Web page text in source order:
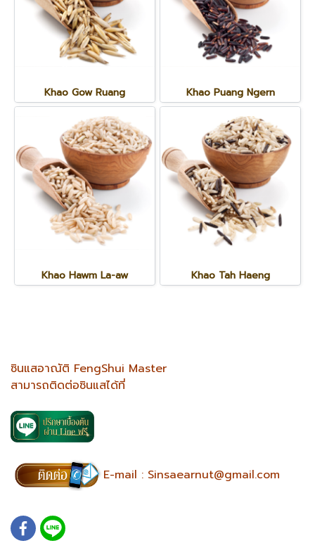
Khao Gow Ruang Khao Puang Ngern
Khao Hawm La-aw Khao Tah Haeng
ซินแสอาณัติ FengShui Master
สามารถติดต่อซินแสได้ที่
E-mail : Sinsaearnut@gmail.com